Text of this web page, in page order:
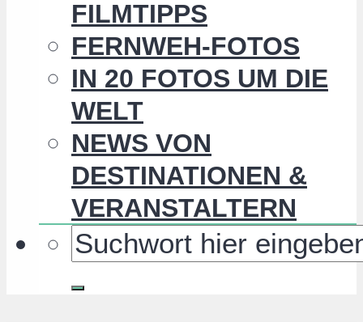
FILMTIPPS
FERNWEH-FOTOS
IN 20 FOTOS UM DIE
WELT
NEWS VON
DESTINATIONEN &
VERANSTALTERN